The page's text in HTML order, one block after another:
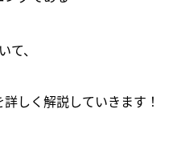
て、
しく解説していきます！